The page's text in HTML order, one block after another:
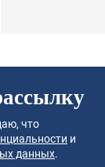
что
и
данных.